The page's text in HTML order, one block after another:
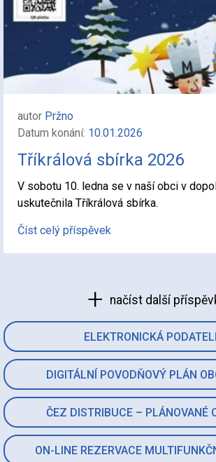
ELEKTRONICKÁ
DIGITÁLNÍ POVODŇOVÝ PLÁN
ČEZ DISTRIBUCE – PLÁNOVANÉ
ON-LINE REZERVACE
autor Pržno
Datum konání: 10.01.2026
Tříkrálová sbírka 2026
V sobotu 10. ledna se v naší obci v
uskutečnila Tříkrálová sbírka.
Číst celý příspěvek
načíst další